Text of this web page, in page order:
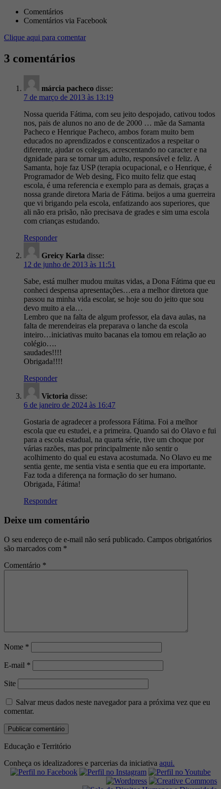
Comentários
Comentários via Facebook
Clique aqui para comentar
3 comentários
márcia pacheco disse:
7 de março de 2013 às 13:19
Nossa querida Fátima, com seu jeito despojado, cativou todos
nos, pais de alunos no ano de de 2000 … mãe da Samanta
Pacheco e Henrique Pacheco, ambos foram muito bem
educados no aprendizados e conscentizados a respeitar o
diferente, ajudar os colegas, acrescentando no caracter e na
dgnidade para se tornar um adulto, responsável e feliz. A
Samanta, hoje faz USP (terapia ocupacional, e o Henrique, é
Programador de Web desing, Fico muito feliz que estaq
escola, é uma referencia e exemplo para as demais, graças a
nossa grande diretora Maria de Fátima. beijos a uma guerreira
que vi brigando pela escola, enfatizando aos superiores, que
ali não era prisão, não precisava de grades e sim uma escola
com crianças estudando.
Responder
Greicy Karla disse:
12 de junho de 2013 às 11:51
Sabe, está mulher mudou muitas vidas, a Dona Fátima que eu
conheci despensa apresentações…era a melhor diretora que
passou na minha vida escolar, se hoje sou do jeito que sou
devo muito a ela…
Lembro que na falta de algum professor, ela dava aulas, na
falta de merendeiras ela preparava o lanche da escola
inteiro…iniciativas muito bacanas ela tomou em relação ao
colégio….
saudades!!!!
Obrigada!!!!
Responder
Victoria disse:
6 de janeiro de 2024 às 16:47
Gostaria de agradecer a professora Fátima. Foi a melhor
escola que eu estudei, e a primeira. Quando sai do Olavo e fui
para a escola estadual, na quarta série, tive um choque por
várias razões, mas por principalmente não sentir o
acolhimento do qual eu estava acostumada. No Olavo eu me
sentia gente, me sentia vista e sentia que eu era importante.
Faz toda a diferença na formação do ser humano.
Obrigada, Fátima!
Responder
Deixe um comentário
O seu endereço de e-mail não será publicado. Campos obrigatórios
são marcados com *
Comentário *
Nome *
E-mail *
Site
Salvar meus dados neste navegador para a próxima vez que eu
comentar.
Educação e Território
Conheça os idealizadores e parcerias da iniciativa aqui.